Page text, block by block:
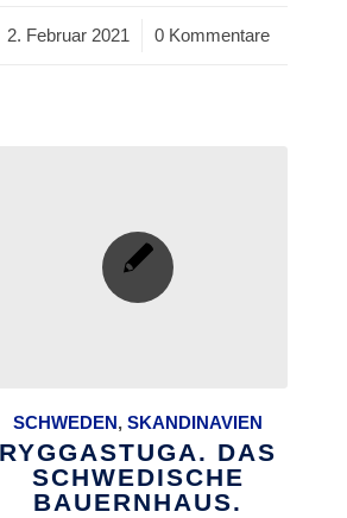
2. Februar 2021
/ 0 Kommentare
SCHWEDEN,SKANDINAVIEN
RYGGASTUGA. DAS
SCHWEDISCHE
BAUERNHAUS.